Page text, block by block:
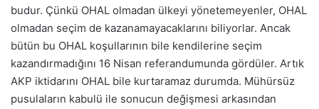
budur. Çünkü OHAL olmadan ülkeyi yönetemeyenler, OHAL
olmadan seçim de kazanamayacaklarını biliyorlar. Ancak
bütün bu OHAL koşullarının bile kendilerine seçim
kazandırmadığını 16 Nisan referandumunda gördüler. Artık
AKP iktidarını OHAL bile kurtaramaz durumda. Mühürsüz
pusulaların kabulü ile sonucun değişmesi arkasından